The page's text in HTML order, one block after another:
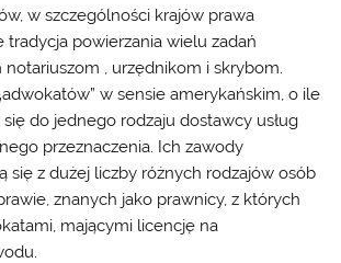
w szczególności krajów prawa
tradycja powierzania wielu zadań
, urzędnikom i skrybom.
w sensie amerykańskim, o ile
do jednego rodzaju dostawcy usług
przeznaczenia. Ich zawody
się z dużej liczby różnych rodzajów osób
znanych jako prawnicy, z których
mającymi licencję na